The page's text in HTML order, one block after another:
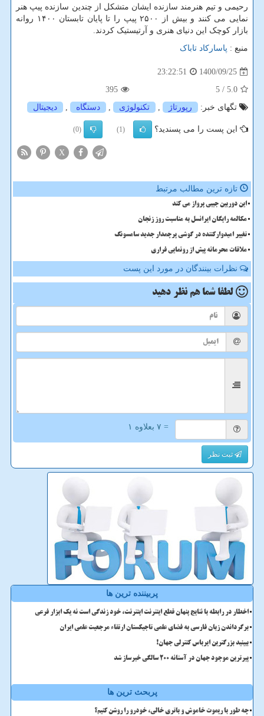
رحیمی و تیم هنرمند سازنده ایشان متشکل از چندین سازنده پیپ هنر
نمایی می کنند و بیش از ۲۵۰۰ پیپ را تا پایان تابستان ۱۴۰۰ روانه
بازار کوچک این دنیای هنری و آرتیستیک کردند.
منبع : پاسارکاد تاباک
1400/09/25
23:22:51
5.0
/ 5
395
تگهای خبر:
رپورتاژ , تكنولوژی , دستگاه , دیجیتال
این پست را می پسندید؟ (1)
(0)
X
تازه ترین مطالب مرتبط
این دوربین جیبی پرواز می کند
مکالمه رایگان ایرانسل به مناسبت روز زنجان
تغییر امیدوارکننده در گوشی پرچمدار جدید سامسونگ
ملاقات محرمانه پیش از رونمایی فراری
نظرات بینندگان در مورد این پست
لطفا شما هم نظر دهید
= ۷ بعلاوه ۱
ثبت نظر
پربیننده ترین ها
اخطار در رابطه با نتایج پنهان قطع اینترنت اینترنت، خود زندگی است نه یک ابزار فرعی
برگرداندن زبان فارسی به فضای علمی تاجیکستان ارتقاء مرجعیت علمی ایران
ببینید بزرگترین ایرباس کنترلی جهان!
پیرترین موجود جهان در آستانه ۲۰۰ سالگی خبرساز شد
پربحث ترین ها
چه طور با ریموت خاموش و باتری خالی، خودرو را روشن کنیم؟